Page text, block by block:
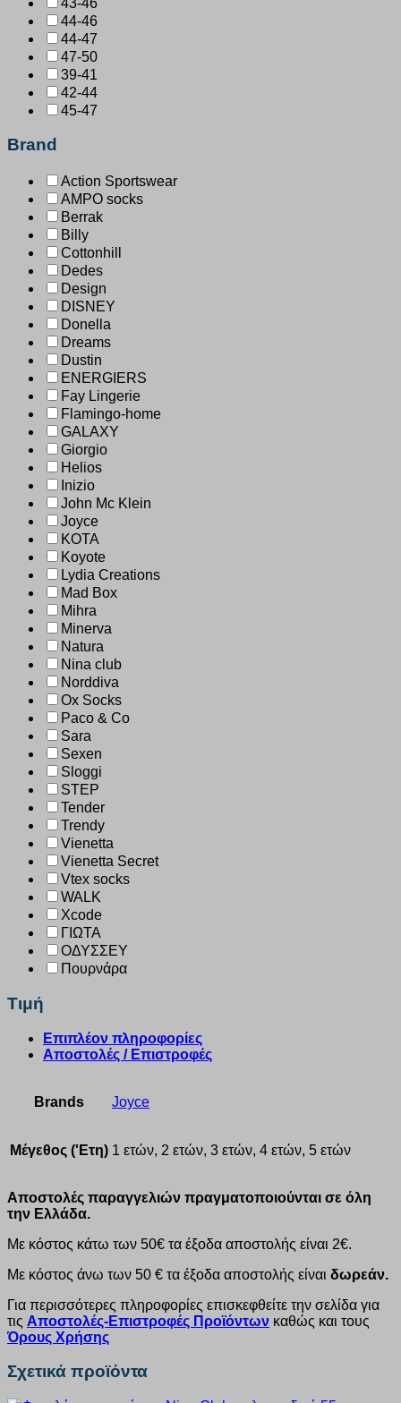
44-46
44-47
47-50
39-41
42-44
45-47
Brand
Action Sportswear
AMPO socks
Berrak
Billy
Cottonhill
Dedes
Design
DISNEY
Donella
Dreams
Dustin
ENERGIERS
Fay Lingerie
Flamingo-home
GALAXY
Giorgio
Helios
Inizio
John Mc Klein
Joyce
KOTA
Koyote
Lydia Creations
Mad Box
Mihra
Minerva
Natura
Nina club
Norddiva
Ox Socks
Paco & Co
Sara
Sexen
Sloggi
STEP
Tender
Trendy
Vienetta
Vienetta Secret
Vtex socks
WALK
Xcode
ΓΙΩΤΑ
ΟΔΥΣΣΕΥ
Πουρνάρα
Τιμή
Επιπλέον πληροφορίες
Αποστολές / Επιστροφές
Brands Joyce
Μέγεθος ('Ετη) 1 ετών, 2 ετών, 3 ετών, 4 ετών, 5 ετών
Αποστολές παραγγελιών πραγματοποιούνται σε όλη
την Ελλάδα.
Με κόστος κάτω των 50€ τα έξοδα αποστολής είναι 2€.
Με κόστος άνω των 50 € τα έξοδα αποστολής είναι δωρεάν.
Για περισσότερες πληροφορίες επισκεφθείτε την σελίδα για
τις Αποστολές-Επιστροφές Προϊόντων καθώς και τους
Όρους Χρήσης
Σχετικά προϊόντα